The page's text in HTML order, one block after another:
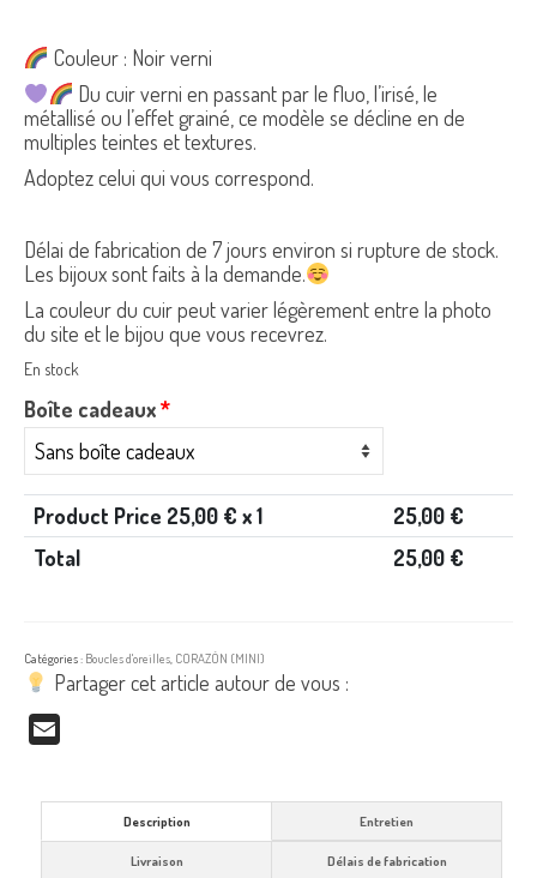
Couleur : Noir verni
Du cuir verni en passant par le fluo, l’irisé, le
métallisé ou l’effet grainé, ce modèle se décline en de
multiples teintes et textures.
Adoptez celui qui vous correspond.
Délai de fabrication de 7 jours environ si rupture de stock.
Les bijoux sont faits à la demande.
La couleur du cuir peut varier légèrement entre la photo
du site et le bijou que vous recevrez.
En stock
Boîte cadeaux*
Product Price 25,00€ x 1 25,00€
Total
25,00€
Catégories : Boucles d'oreilles, CORAZÓN (MINI)
Partager cet article autour de vous :
Description Entretien
Livraison Délais de fabrication